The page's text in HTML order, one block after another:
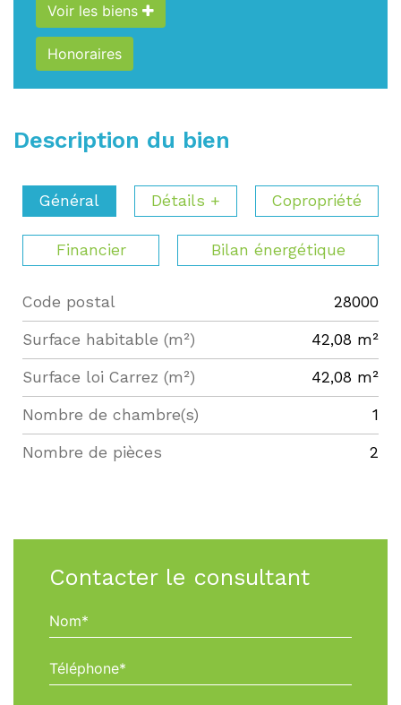
Voir les biens
Honoraires
Description du bien
Général Détails + Copropriété
Financier Bilan énergétique
Label Value
Code postal 28000
Surface habitable (m²) 42,08 m²
Surface loi Carrez (m²) 42,08 m²
Nombre de chambre(s) 1
Nombre de pièces 2
Contacter le consultant
Nom*
Téléphone*